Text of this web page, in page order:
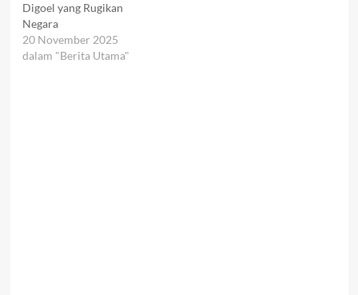
Digoel yang Rugikan
Negara
20 November 2025
dalam "Berita Utama"